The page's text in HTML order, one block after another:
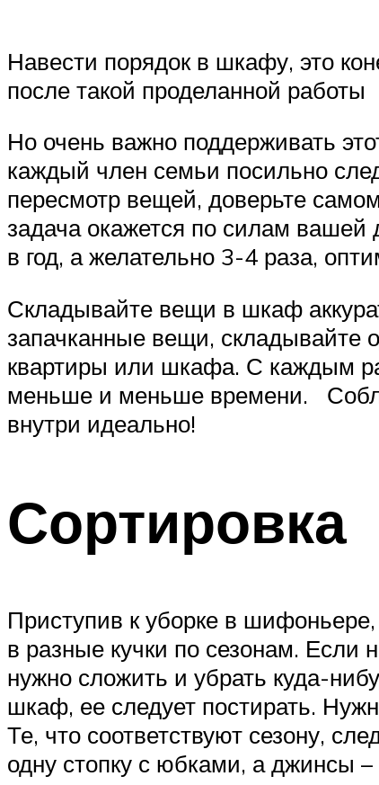
Навести порядок в шкафу, это
после такой проделанной работы
Но очень важно поддерживать
каждый член семьи посильно
пересмотр вещей, доверьте
задача окажется по силам
в год, а желательно 3-4 раза,
Складывайте вещи в шкаф
запачканные вещи, складывайте
квартиры или шкафа. С каждым
меньше и меньше времени.
внутри идеально!
Сортировка
Приступив к уборке в
в разные кучки по сезонам. Если
нужно сложить и убрать куда-
шкаф, ее следует постирать.
Те, что соответствуют сезону,
одну стопку с юбками, а джинсы